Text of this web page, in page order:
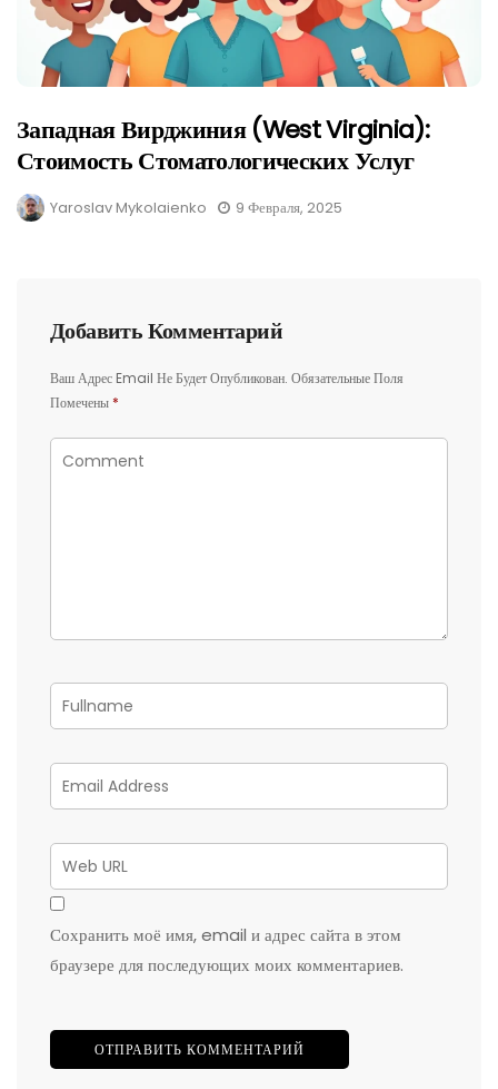
Западная Вирджиния (West Virginia):
Стоимость Стоматологических Услуг
Yaroslav Mykolaienko 9 Февраля, 2025
Добавить Комментарий
Ваш Адрес Email Не Будет Опубликован. Обязательные Поля
Помечены *
Сохранить моё имя, email и адрес сайта в этом
браузере для последующих моих комментариев.